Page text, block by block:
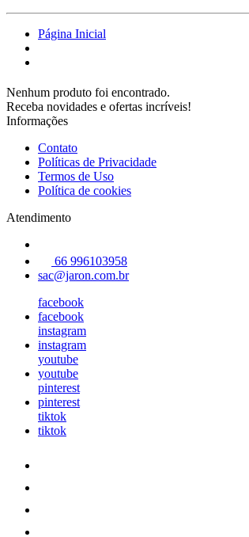
Página Inicial
Nenhum produto foi encontrado.
Receba novidades e ofertas incríveis!
Informações
Contato
Políticas de Privacidade
Termos de Uso
Política de cookies
Atendimento
66 996103958
sac@jaron.com.br
facebook
facebook
instagram
instagram
youtube
youtube
pinterest
pinterest
tiktok
tiktok